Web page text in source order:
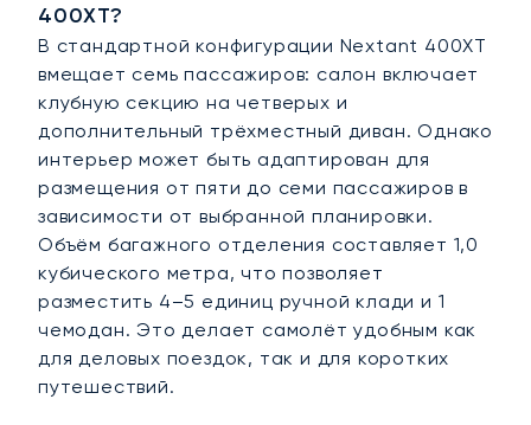
400XT?
В стандартной конфигурации Nextant 400XT
вмещает семь пассажиров: салон включает
клубную секцию на четверых и
дополнительный трёхместный диван. Однако
интерьер может быть адаптирован для
размещения от пяти до семи пассажиров в
зависимости от выбранной планировки.
Объём багажного отделения составляет 1,0
кубического метра, что позволяет
разместить 4–5 единиц ручной клади и 1
чемодан. Это делает самолёт удобным как
для деловых поездок, так и для коротких
путешествий.